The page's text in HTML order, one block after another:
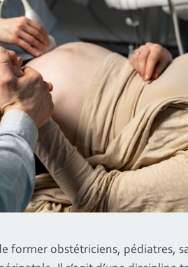
former obstétriciens, pédiatres,